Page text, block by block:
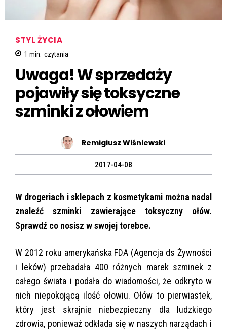
STYL ŻYCIA
1 min. czytania
Uwaga! W sprzedaży
pojawiły się toksyczne
szminki z ołowiem
Remigiusz Wiśniewski
2017-04-08
W drogeriach i sklepach z kosmetykami można nadal
znaleźć szminki zawierające toksyczny ołów.
Sprawdź co nosisz w swojej torebce.
W 2012 roku amerykańska FDA (Agencja ds Żywności
i leków) przebadała 400 różnych marek szminek z
całego świata i podała do wiadomości, że odkryto w
nich niepokojącą ilość ołowiu. Ołów to pierwiastek,
który jest skrajnie niebezpieczny dla ludzkiego
zdrowia, ponieważ odkłada się w naszych narządach i